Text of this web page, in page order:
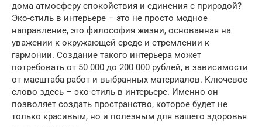
дома атмосферу спокойствия и единения с природой?
Эко-стиль в интерьере – это не просто модное
направление, это философия жизни, основанная на
уважении к окружающей среде и стремлении к
гармонии. Создание такого интерьера может
потребовать от 50 000 до 200 000 рублей, в зависимости
от масштаба работ и выбранных материалов. Ключевое
слово здесь – эко-стиль в интерьере. Именно он
позволяет создать пространство, которое будет не
только красивым, но и полезным для вашего здоровья